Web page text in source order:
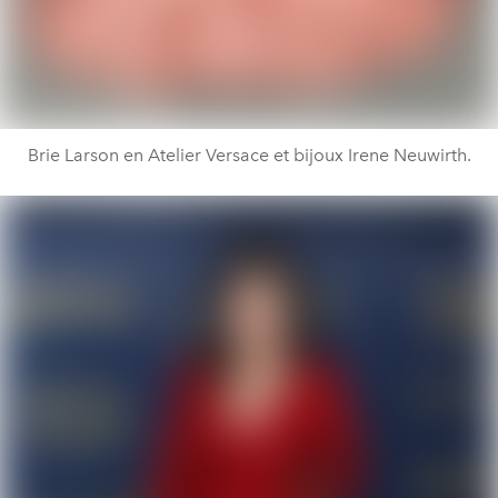
Brie Larson en Atelier Versace et bijoux Irene Neuwirth.